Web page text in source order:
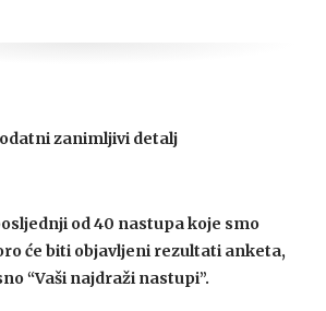
zanimljivi detalj
od 40 nastupa koje smo
će biti objavljeni rezultati anketa,
“Vaši najdraži nastupi”.